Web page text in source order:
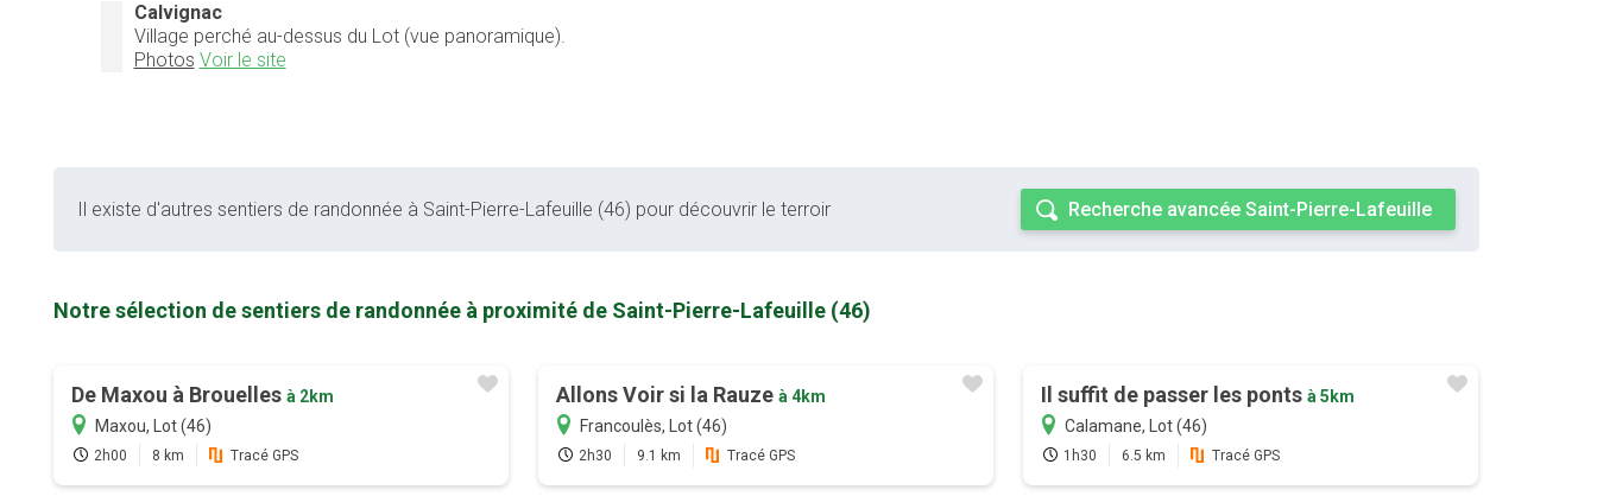
Calvignac
Village perché au-dessus du Lot (vue panoramique).
Photos Voir le site
Il existe d'autres sentiers de randonnée à Saint-Pierre-Lafeuille (46) pour découvrir le terroir Recherche avancée Saint-Pierre-Lafeuille
Notre sélection de sentiers de randonnée à proximité de Saint-Pierre-Lafeuille (46)
De Maxou à Brouelles à 2km
Maxou, Lot (46)
2h00 8 km Tracé GPS
Allons Voir si la Rauze à 4km
Francoulès, Lot (46)
2h30 9.1 km Tracé GPS
Il suffit de passer les ponts à 5km
Calamane, Lot (46)
1h30 6.5 km Tracé GPS